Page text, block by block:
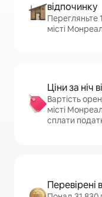
відпочинку
Перегляньте
місті
Ціни за ніч
Вартість
місті
сплати
Перевірені